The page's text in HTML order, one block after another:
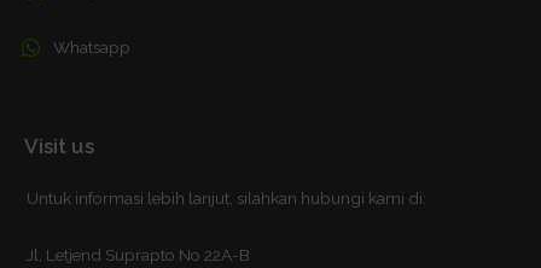
Whatsapp
Visit us
Untuk informasi lebih lanjut, silahkan hubungi kami di:
Jl, Letjend Suprapto No 22A-B